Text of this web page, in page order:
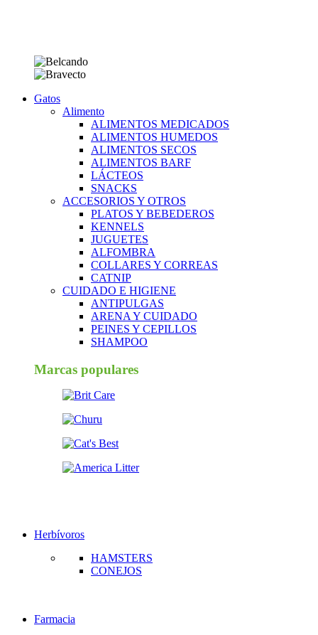
Gatos
Alimento
ALIMENTOS MEDICADOS
ALIMENTOS HUMEDOS
ALIMENTOS SECOS
ALIMENTOS BARF
LÁCTEOS
SNACKS
ACCESORIOS Y OTROS
PLATOS Y BEBEDEROS
KENNELS
JUGUETES
ALFOMBRA
COLLARES Y CORREAS
CATNIP
CUIDADO E HIGIENE
ANTIPULGAS
ARENA Y CUIDADO
PEINES Y CEPILLOS
SHAMPOO
Marcas populares
Herbívoros
HAMSTERS
CONEJOS
Farmacia